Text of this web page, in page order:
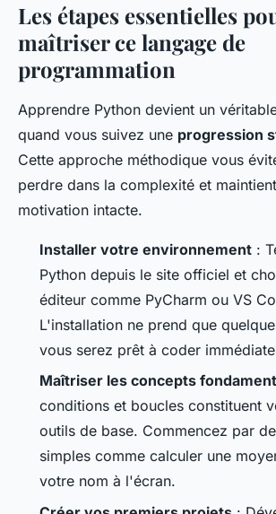
Les étapes essentielles
maîtriser ce langage de
programmation
Apprendre Python devient un
quand vous suivez une progression
Cette approche méthodique vous
perdre dans la complexité et
motivation intacte.
Installer votre environnement :
Python depuis le site officiel et
éditeur comme PyCharm ou VS
L'installation ne prend que
vous serez prêt à coder
Maîtriser les concepts
conditions et boucles constituent
outils de base. Commencez par
simples comme calculer une
votre nom à l'écran.